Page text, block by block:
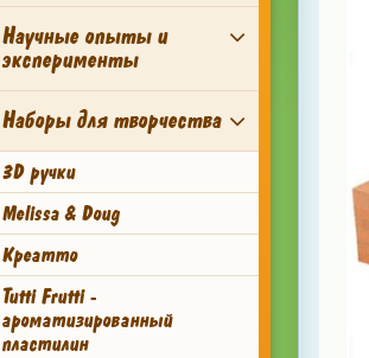
Научные опыты и
эксперименты
Наборы для творчества
3D ручки
Melissa & Doug
Креатто
Tutti Frutti -
ароматизированный
пластилин